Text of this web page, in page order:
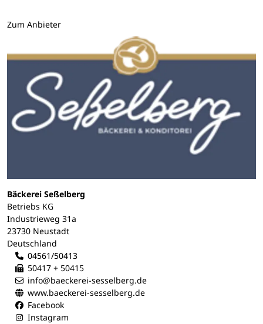
Zum Anbieter
Bäckerei Seßelberg
Betriebs KG
Industrieweg 31a
23730 Neustadt
Deutschland
04561/50413
50417 + 50415
info@baeckerei-sesselberg.de
www.baeckerei-sesselberg.de
Facebook
Instagram